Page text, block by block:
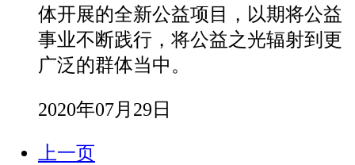
体开展的全新公益项目，以期将公益
事业不断践行，将公益之光辐射到更
广泛的群体当中。
2020年07月29日
上一页